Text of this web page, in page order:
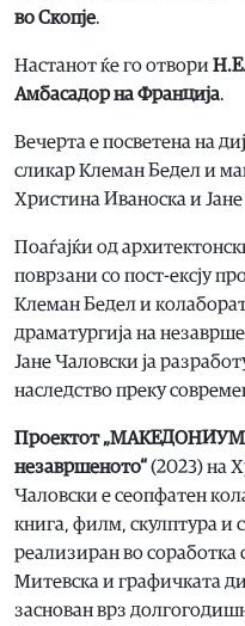
во Скопје.
Настанот ќе го отвори
Амбасадор на Франција.
Вечерта е посветена на
сликар Клеман Бедел и
Христина Иваноска и
Поаѓајќи од
поврзани со пост-ексју
Клеман Бедел и
драматургија на
Јане Чаловски ја
наследство преку
Проектот „МАКЕДОНИУМ
незавршеното“(2023) на
Чаловски е сеопфатен
книга, филм, скулптура и
реализиран во соработка
Митевска и графичката
заснован врз